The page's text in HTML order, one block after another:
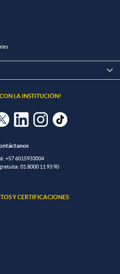

CON LA INSTITUCIÓN!
+57 6015933004
01 8000 11 93 90
Y CERTIFICACIONES